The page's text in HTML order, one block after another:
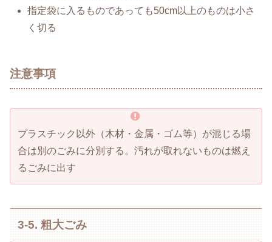
指定袋に入るものであっても50cm以上のものは小さ
く切る
注意事項
プラスチック以外（木材・金属・ゴム等）が混じる場
合は別のごみに分別する。汚れが取れないものは燃え
るごみに出す
3-5. 粗大ごみ